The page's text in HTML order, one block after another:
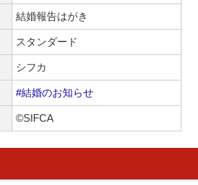
結婚報告はがき
スタンダード
シフカ
#結婚のお知らせ
©SIFCA